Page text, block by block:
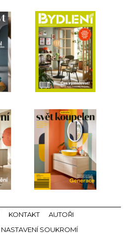
KONTAKT
AUTOŘI
NASTAVENÍ SOUKROMÍ